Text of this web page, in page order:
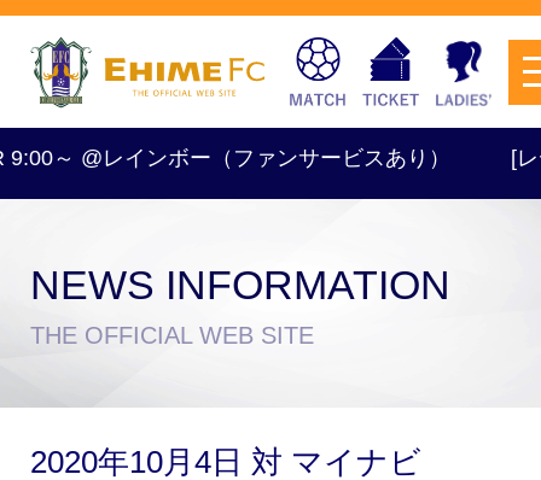
チケットを購入
～ @レインボー（ファンサービスあり） [レ
NEWS INFORMATION
THE OFFICIAL WEB SITE
2020年10月4日 対 マイナビ